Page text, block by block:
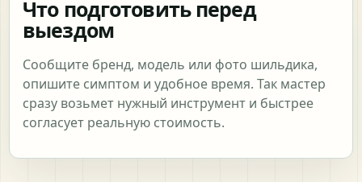
Что подготовить перед
выездом
Сообщите бренд, модель или фото шильдика,
опишите симптом и удобное время. Так мастер
сразу возьмет нужный инструмент и быстрее
согласует реальную стоимость.